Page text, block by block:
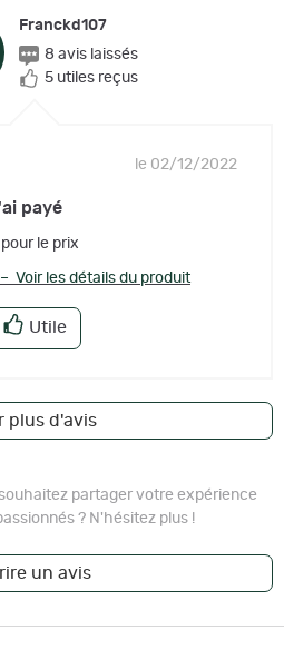
Franckd107
8 avis laissés
5 utiles reçus
le 02/12/2022
payé
le prix
Voir les détails du produit
Utile
plus d'avis
partager votre expérience
? N'hésitez plus !
un avis